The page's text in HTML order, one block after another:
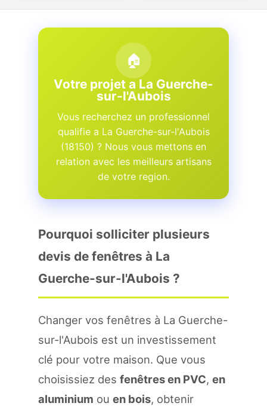
🏠
Votre projet a La Guerche-
sur-l'Aubois
Vous recherchez un professionnel
qualifie a La Guerche-sur-l'Aubois
(18150) ? Nous vous mettons en
relation avec les meilleurs artisans
de votre region.
Pourquoi solliciter plusieurs
devis de fenêtres à La
Guerche-sur-l'Aubois ?
Changer vos fenêtres à La Guerche-
sur-l'Aubois est un investissement
clé pour votre maison. Que vous
choisissiez des fenêtres en PVC, en
aluminium ou en bois, obtenir